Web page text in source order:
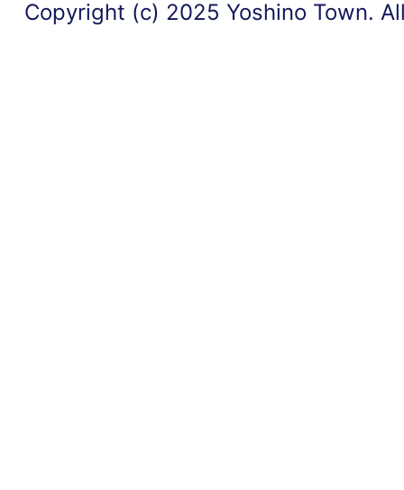
Copyright (c) 2025 Yoshino Town.